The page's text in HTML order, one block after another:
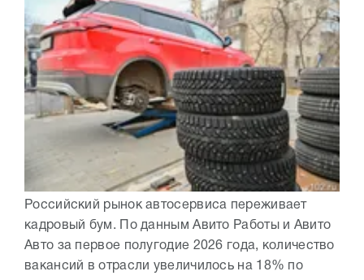
Российский рынок автосервиса переживает
кадровый бум. По данным Авито Работы и Авито
Авто за первое полугодие 2026 года, количество
вакансий в отрасли увеличилось на 18% по